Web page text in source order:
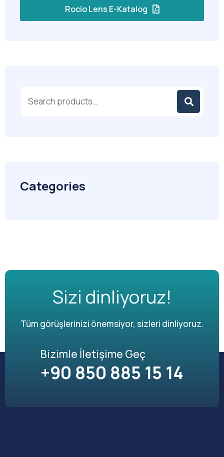
Rocio Lens E-Katalog
Categories
Sizi dinliyoruz!
Tüm görüşlerinizi önemsiyor, sizleri dinliyoruz.
Bizimle İletişime Geç
+90 850 885 15 14